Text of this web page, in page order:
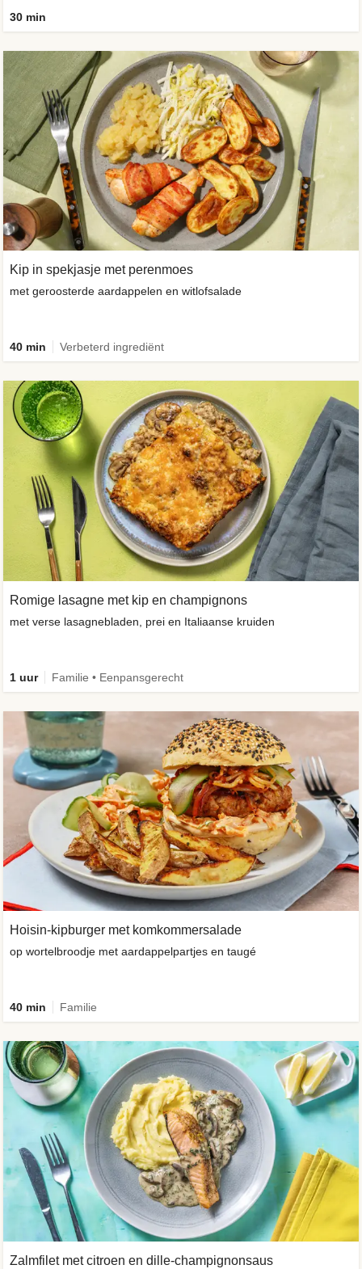
30 min
Kip in spekjasje met perenmoes
met geroosterde aardappelen en witlofsalade
40 min Verbeterd ingrediënt
Romige lasagne met kip en champignons
met verse lasagnebladen, prei en Italiaanse kruiden
1 uur Familie • Eenpansgerecht
Hoisin-kipburger met komkommersalade
op wortelbroodje met aardappelpartjes en taugé
40 min Familie
Zalmfilet met citroen en dille-champignonsaus